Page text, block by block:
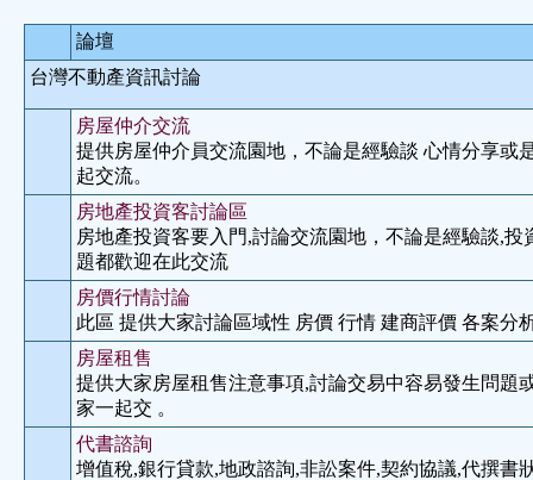
論壇
台灣不動產資訊討論
房屋仲介交流
提供房屋仲介員交流園地，不論是經驗談 心情分享或
起交流。
房地產投資客討論區
房地產投資客要入門,討論交流園地，不論是經驗談,投
題都歡迎在此交流
房價行情討論
此區 提供大家討論區域性 房價 行情 建商評價 各案分
房屋租售
提供大家房屋租售注意事項,討論交易中容易發生問題
家一起交 。
代書諮詢
增值稅,銀行貸款,地政諮詢,非訟案件,契約協議,代撰書